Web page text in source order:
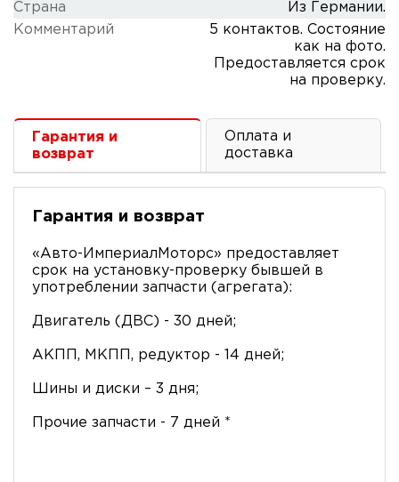
Cтрана
Из Германии.
Комментарий
5 контактов. Состояние
как на фото.
Предоставляется срок
на проверку.
Гарантия и
возврат
Оплата и
доставка
Гарантия и возврат
«Авто-ИмпериалМоторс» предоставляет
срок на установку-проверку бывшей в
употреблении запчасти (агрегата):
Двигатель (ДВС) - 30 дней;
АКПП, МКПП, редуктор - 14 дней;
Шины и диски – 3 дня;
Прочие запчасти - 7 дней *